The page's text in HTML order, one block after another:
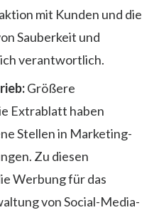
mit Kunden und die
Sauberkeit und
verantwortlich.
Größere
Extrablatt haben
Stellen in Marketing-
Zu diesen
Werbung für das
von Social-Media-